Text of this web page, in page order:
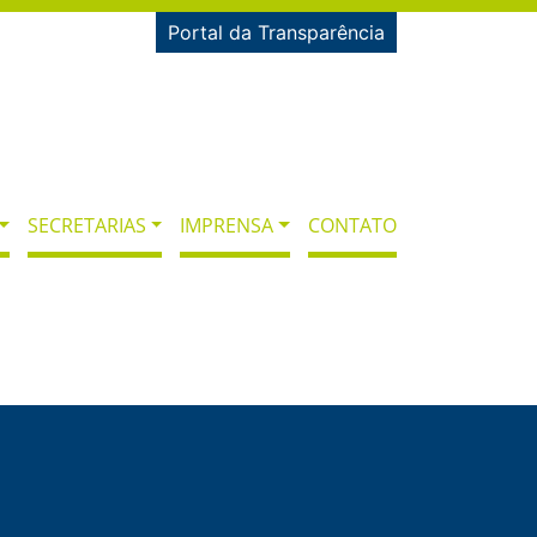
Portal da Transparência
SECRETARIAS IMPRENSA CONTATO